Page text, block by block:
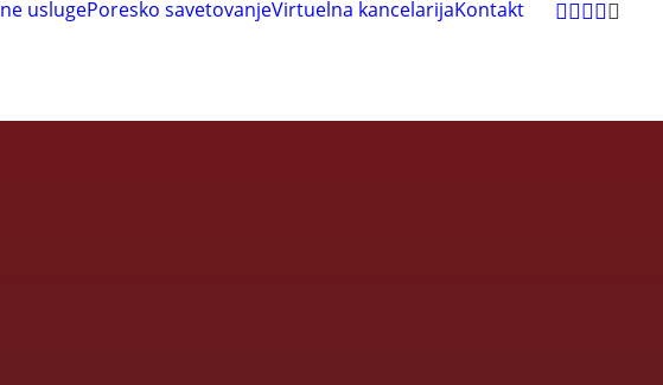
uslugePoresko savetovanjeVirtuelna kancelarijaKontakt